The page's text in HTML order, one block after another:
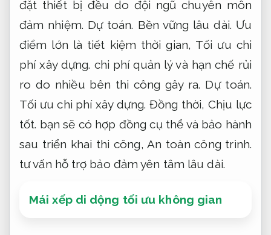
đặt thiết bị đều do đội ngũ chuyên môn
đảm nhiệm. Dự toán. Bền vững lâu dài. Ưu
điểm lớn là tiết kiệm thời gian, Tối ưu chi
phí xây dựng. chi phí quản lý và hạn chế rủi
ro do nhiều bên thi công gây ra. Dự toán.
Tối ưu chi phí xây dựng. Đồng thời, Chịu lực
tốt. bạn sẽ có hợp đồng cụ thể và bảo hành
sau triển khai thi công,An toàn công trình.
tư vấn hỗ trợ bảo đảm yên tâm lâu dài.
Mái xếp di dộng tối ưu không gian